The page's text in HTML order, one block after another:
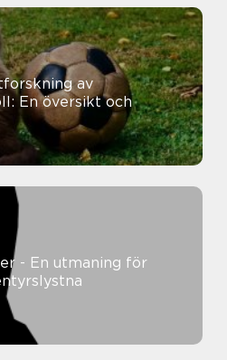
av
En översikt och
- En utmaning för